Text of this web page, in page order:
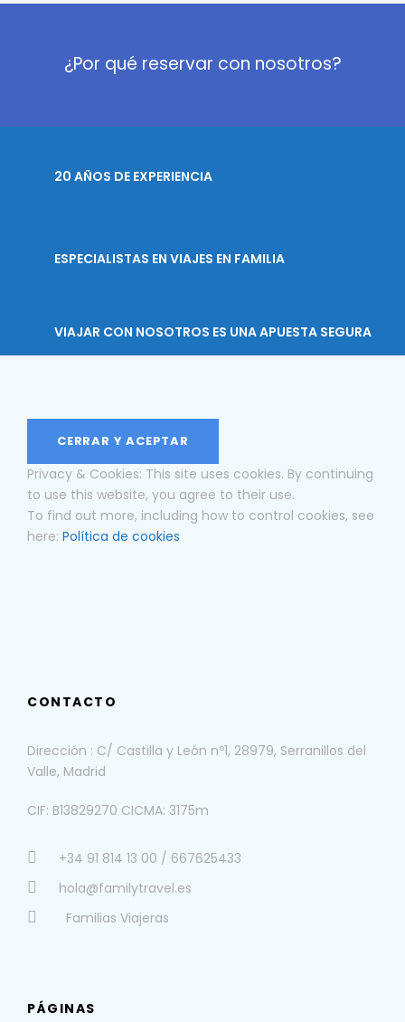
¿Por qué reservar con nosotros?
20 AÑOS DE EXPERIENCIA
ESPECIALISTAS EN VIAJES EN FAMILIA
VIAJAR CON NOSOTROS ES UNA APUESTA SEGURA
Privacy & Cookies: This site uses cookies. By continuing
to use this website, you agree to their use.
To find out more, including how to control cookies, see
here: Política de cookies
CONTACTO
Dirección : C/ Castilla y León nº1, 28979, Serranillos del
Valle, Madrid
CIF: B13829270 CICMA: 3175m
+34 91 814 13 00 / 667625433
hola@familytravel.es
Familias Viajeras
PÁGINAS